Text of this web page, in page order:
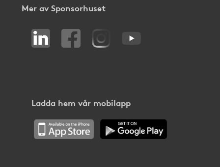
Mer av Sponsorhuset
Ladda hem vår mobilapp